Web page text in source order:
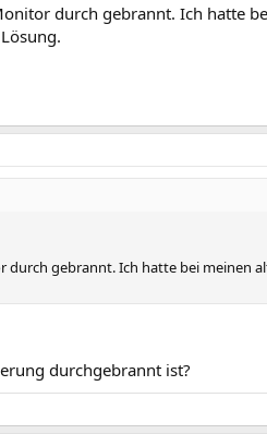
durch gebrannt. Ich hatte
durch gebrannt. Ich hatte bei meinen
durchgebrannt ist?